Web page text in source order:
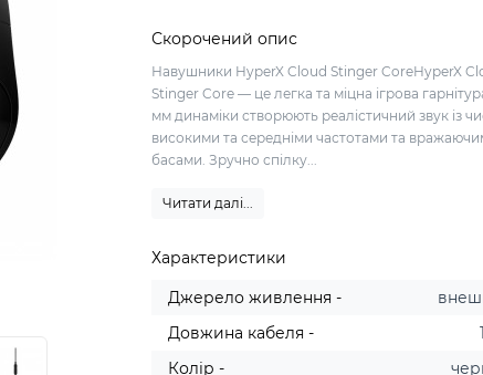
Скорочений опис
Навушники HyperX Cloud Stinger CoreHyperX
Stinger Core — це легка та міцна ігрова
мм динаміки створюють реалістичний звук із
високими та середніми частотами та
басами. Зручно спілку...
Читати далі...
Характеристики
Джерело живлення -
Довжина кабеля -
Колір -